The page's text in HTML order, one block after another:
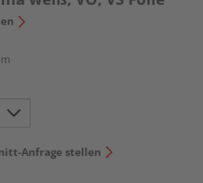
Anfrage stellen